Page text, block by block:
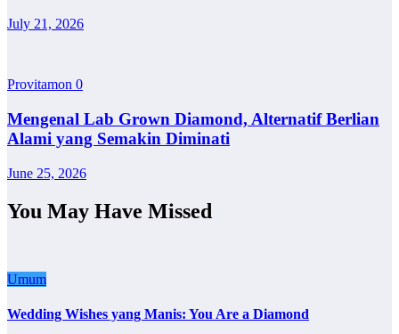
July 21, 2026
Provitamon 0
Mengenal Lab Grown Diamond, Alternatif Berlian
Alami yang Semakin Diminati
June 25, 2026
You May Have Missed
Umum
Wedding Wishes yang Manis: You Are a Diamond